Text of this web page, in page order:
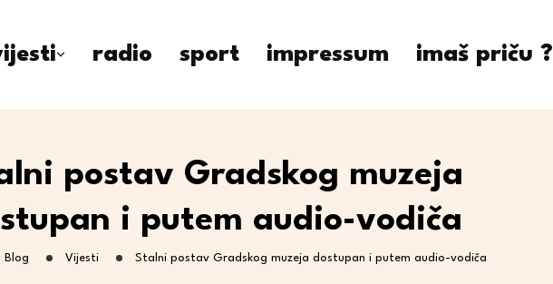
radio sport impressum imaš priču ?
postav Gradskog muzeja
i putem audio-vodiča
Blog Vijesti Stalni postav Gradskog muzeja dostupan i putem audio-vodiča